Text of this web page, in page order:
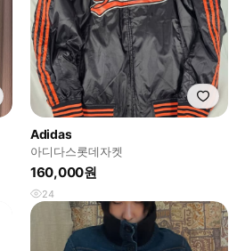
Adidas
아디다스롯데자켓
160,000원
24